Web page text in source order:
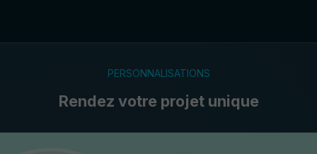
PERSONNALISATIONS
Rendez votre projet unique